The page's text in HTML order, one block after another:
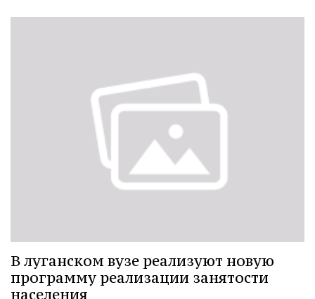
В луганском вузе реализуют новую
программу реализации занятости
населения